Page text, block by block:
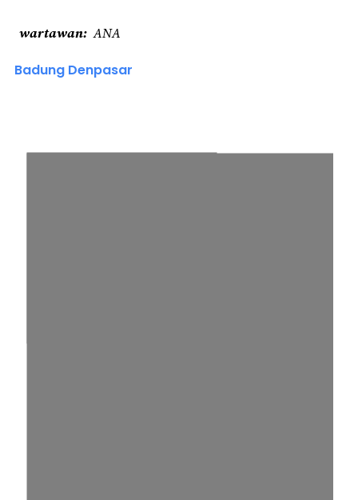
wartawan ANA
Badung Denpasar